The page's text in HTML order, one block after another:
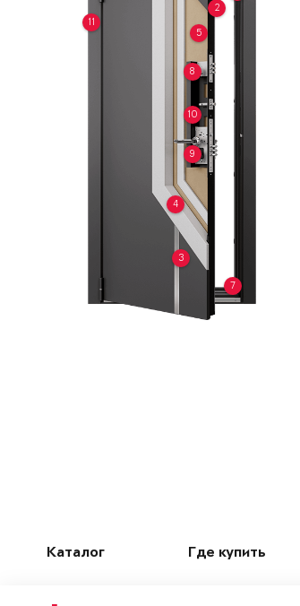
2
3
4
5
7
8
9
10
11
Каталог Где купить